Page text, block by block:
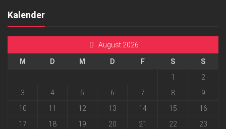
Kalender
August 2026
M D M D F S
S
1
2
3
4 5 6 7 8
9
10
11 12 13 14 15
16
17
18 19 20 21 22
23